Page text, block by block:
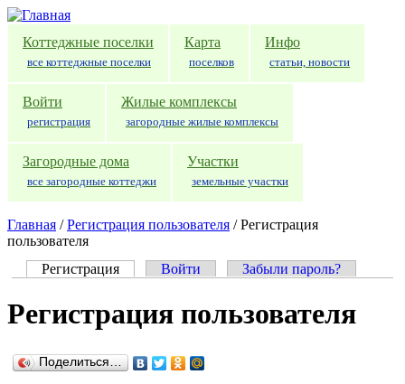
Перейти к основному содержанию
Коттеджные поселки
все коттеджные поселки
Карта
поселков
Инфо
статьи, новости
Войти
регистрация
Жилые комплексы
загородные жилые комплексы
Загородные дома
все загородные коттеджи
Участки
земельные участки
Главная / Регистрация пользователя /Регистрация
пользователя
Регистрация (активная вкладка)
Войти Забыли пароль?
Регистрация пользователя
Поделиться…